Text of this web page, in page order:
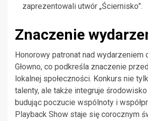
zaprezentowali utwór „Ściernisko”.
Znaczenie
Honorowy patronat nad wydarzeniem
Głowno, co podkreśla znaczenie
lokalnej społeczności. Konkurs nie
talenty, ale także integruje
budując poczucie wspólnoty i
Playback Show staje się corocznym